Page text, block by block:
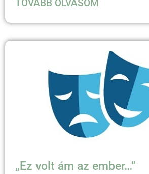
TOVÁBB OLVASOM
„Ez volt ám az ember…”